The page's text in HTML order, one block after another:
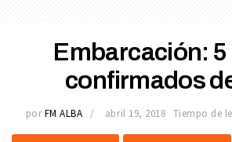
Embarcación:
confirmados
por FM ALBA abril 19, 2018 Tiempo de